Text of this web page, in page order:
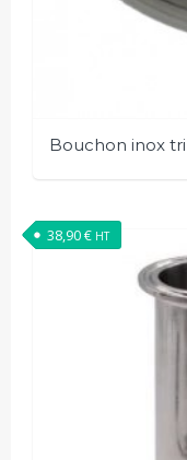
Bouchon inox
38,90€ HT